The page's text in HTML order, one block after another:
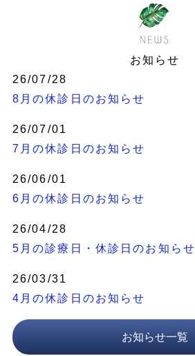
お知らせ
26/07/28
8月の休診日のお知らせ
26/07/01
7月の休診日のお知らせ
26/06/01
6月の休診日のお知らせ
26/04/28
5月の診療日・休診日のお知らせ
26/03/31
4月の休診日のお知らせ
お知らせ一覧